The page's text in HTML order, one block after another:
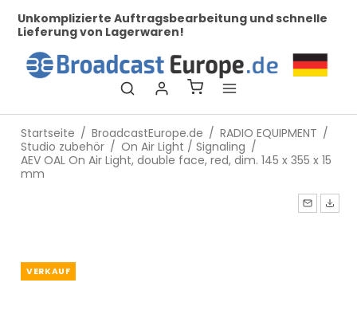
Unkomplizierte Auftragsbearbeitung und schnelle
Lieferung von Lagerwaren!
Startseite / BroadcastEurope.de / RADIO EQUIPMENT /
Studio zubehör / On Air Light / Signaling /
AEV OAL On Air Light, double face, red, dim. 145 x 355 x 15
mm
VERKAUF